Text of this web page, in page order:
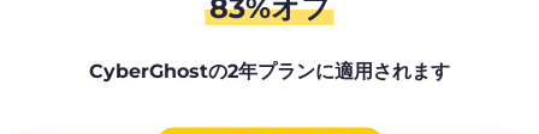
83%オフ
CyberGhostの2年プランに適用されます